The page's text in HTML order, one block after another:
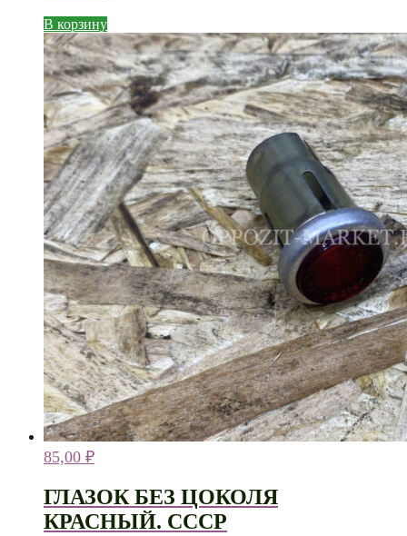
В корзину
85,00 ₽
ГЛАЗОК БЕЗ ЦОКОЛЯ
КРАСНЫЙ. СССР